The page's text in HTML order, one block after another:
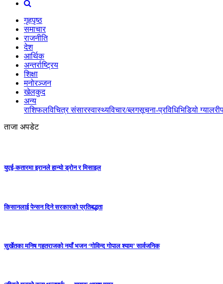
गृहपृष्ठ
समाचार
राजनीति
देश
आर्थिक
अन्तर्राष्ट्रिय
शिक्षा
मनोरञ्जन
खेलकुद
अन्य
राशिफलविचित्र संसारस्वास्थ्यविचार/ब्लगसूचना-प्रविधिभिडियो ग्यालरी
ताजा अपडेट
युएई-कतारमा इरानले हान्यो ड्रोन र मिसाइल
किसानलाई पेन्सन दिने सरकारको प्रतिबद्धता
सुर्खेतका मनिष गहतराजको नयाँ भजन ‘गोविन्द गोपाल श्याम’ सार्वजनिक